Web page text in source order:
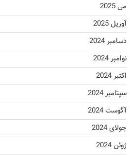
می 2025
آوریل 2025
دسامبر 2024
نوامبر 2024
اکتبر 2024
سپتامبر 2024
آگوست 2024
جولای 2024
ژوئن 2024